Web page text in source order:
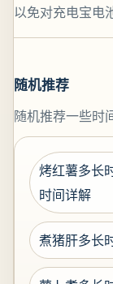
以免对充电宝电
随机推荐
随机推荐一些时
烤红薯多长
时间详解
煮猪肝多长